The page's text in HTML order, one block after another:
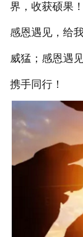
界，收获硕果！
感恩遇见，给
威猛；感恩遇
携手同行！